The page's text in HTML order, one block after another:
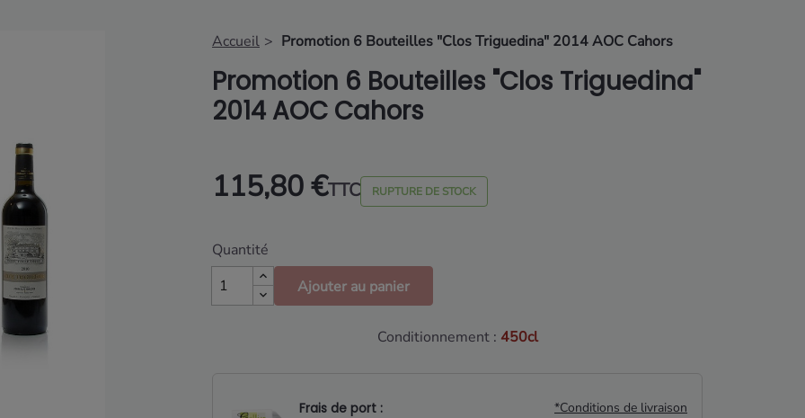
Accueil Promotion 6 Bouteilles "Clos Triguedina" 2014 AOC Cahors
Promotion 6 Bouteilles "Clos Triguedina"
2014 AOC Cahors
115,80 €TTC RUPTURE DE STOCK
Quantité
Ajouter au panier
Conditionnement : 450cl
Frais de port :
*Conditions de livraison